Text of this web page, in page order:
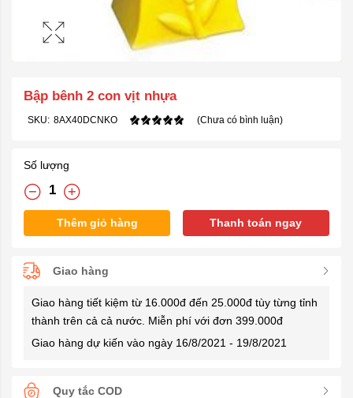
Bập bênh 2 con vịt nhựa
SKU: 8AX40DCNKO (Chưa có bình luận)
Số lượng
Thêm giỏ hàng Thanh toán ngay
Giao hàng
Giao hàng tiết kiệm từ 16.000đ đến 25.000đ tùy từng tỉnh
thành trên cả cả nước. Miễn phí với đơn 399.000đ
Giao hàng dự kiến vào ngày 16/8/2021 - 19/8/2021
Quy tắc COD